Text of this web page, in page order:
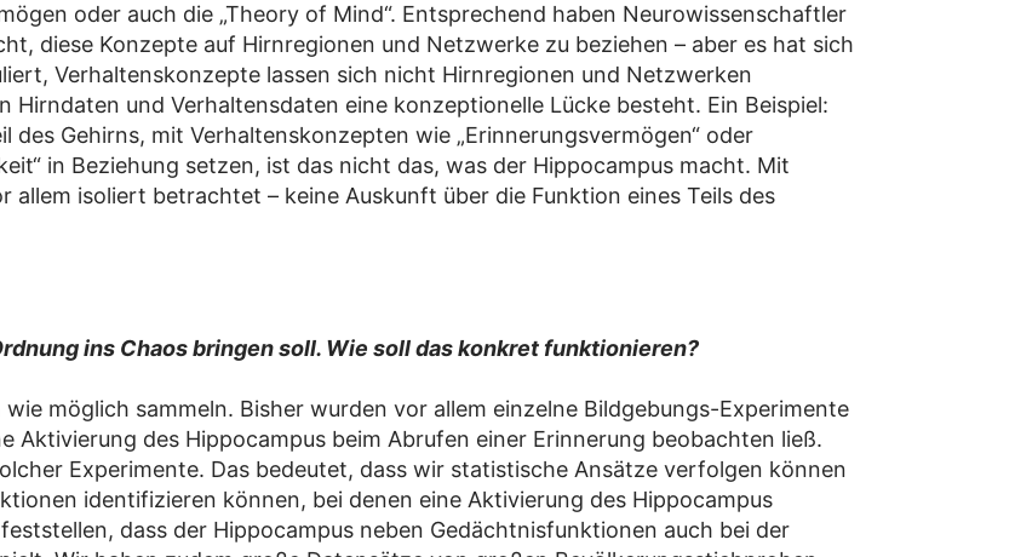
oder auch die „Theory of Mind“. Entsprechend haben Neurowissenschaftler
diese Konzepte auf Hirnregionen und Netzwerke zu beziehen – aber es hat sich
Verhaltenskonzepte lassen sich nicht Hirnregionen und Netzwerken
Hirndaten und Verhaltensdaten eine konzeptionelle Lücke besteht. Ein Beispiel:
des Gehirns, mit Verhaltenskonzepten wie „Erinnerungsvermögen“ oder
in Beziehung setzen, ist das nicht das, was der Hippocampus macht. Mit
allem isoliert betrachtet – keine Auskunft über die Funktion eines Teils des
ins Chaos bringen soll. Wie soll das konkret funktionieren?
möglich sammeln. Bisher wurden vor allem einzelne Bildgebungs-Experimente
Aktivierung des Hippocampus beim Abrufen einer Erinnerung beobachten ließ.
Experimente. Das bedeutet, dass wir statistische Ansätze verfolgen können
identifizieren können, bei denen eine Aktivierung des Hippocampus
dass der Hippocampus neben Gedächtnisfunktionen auch bei der